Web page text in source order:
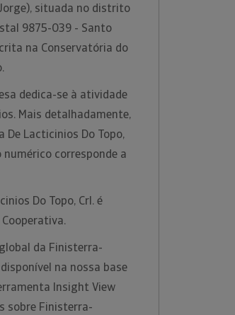
situada no distrito
9875-039 - Santo
na Conservatória do
dedica-se à atividade
Mais detalhadamente,
Lacticinios Do Topo,
corresponde a
Do Topo, Crl. é
da Finisterra-
na nossa base
Insight View
sobre Finisterra-